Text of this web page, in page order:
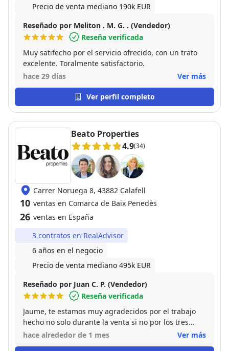
Precio de venta mediano 190k EUR
Reseñado por Meliton . M. G. . (Vendedor)
Reseña verificada
Muy satifecho por el servicio ofrecido, con un trato
excelente. Toralmente satisfactorio.
hace 29 días
Ver más
Ver perfil completo
Beato Properties
4.9(34)
Carrer Noruega 8, 43882 Calafell
10 ventas en Comarca de Baix Penedès
26 ventas en España
3 contratos en RealAdvisor
6 años en el negocio
Precio de venta mediano 495k EUR
Reseñado por Juan C. P. (Vendedor)
Reseña verificada
Jaume, te estamos muy agradecidos por el trabajo
hecho no solo durante la venta si no por los tres
años de esfuerzo hasta conseguir la venta (la casa la
hace alrededor de 1 mes Ver más